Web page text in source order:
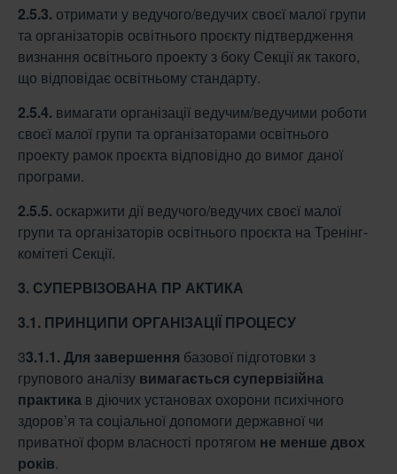
2.5.3. отримати у ведучого/ведучих своєї малої групи
та організаторів освітнього проєкту підтвердження
визнання освітнього проекту з боку Секції як такого,
що відповідає освітньому стандарту.
2.5.4. вимагати організації ведучим/ведучими роботи
своєї малої групи та організаторами освітнього
проекту рамок проєкта відповідно до вимог даної
програми.
2.5.5. оскаржити дії ведучого/ведучих своєї малої
групи та організаторів освітнього проєкта на Тренінг-
комітеті Секції.
3. СУПЕРВІЗОВАНА ПР АКТИКА
3.1. ПРИНЦИПИ ОРГАНІЗАЦІЇ ПРОЦЕСУ
33.1.1. Для завершення базової підготовки з
групового аналізу вимагається супервізійна
практика в діючих установах охорони психічного
здоров’я та соціальної допомоги державної чи
приватної форм власності протягом не менше двох
років.